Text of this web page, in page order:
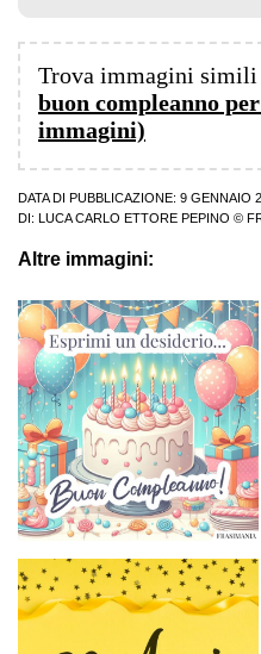
Trova immagini simili
buon compleanno
immagini)
DATA DI PUBBLICAZIONE: 9 GENNAIO
DI:
LUCA CARLO ETTORE PEPINO ©
Altre immagini: